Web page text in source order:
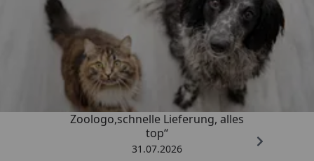
Trusted Shops
/ 5
„Gute Erfahrung mit
Zoologo,schnelle Lieferung, alles
top“
31.07.2026